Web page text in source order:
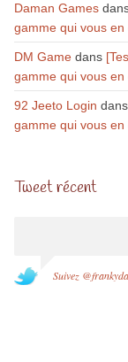
Daman Games
gamme qui vous
DM Gamedans
gamme qui vous
92 Jeeto Login dans
gamme qui vous
Tweet récent
Suivez